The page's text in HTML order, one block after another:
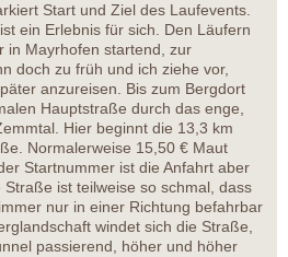
Start und Ziel des Laufevents.
ein Erlebnis für sich. Den Läufern
in Mayrhofen startend, zur
doch zu früh und ich ziehe vor,
anzureisen. Bis zum Bergdort
Hauptstraße durch das enge,
Hier beginnt die 13,3 km
Normalerweise 15,50 € Maut
Startnummer ist die Anfahrt aber
ist teilweise so schmal, dass
nur in einer Richtung befahrbar
windet sich die Straße,
passierend, höher und höher